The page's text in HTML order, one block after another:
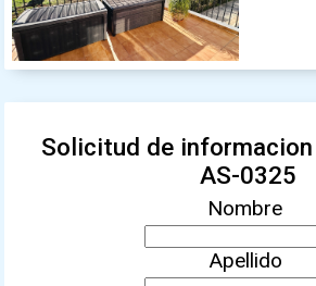
Solicitud de
AS-0325
Nombre
Apellido